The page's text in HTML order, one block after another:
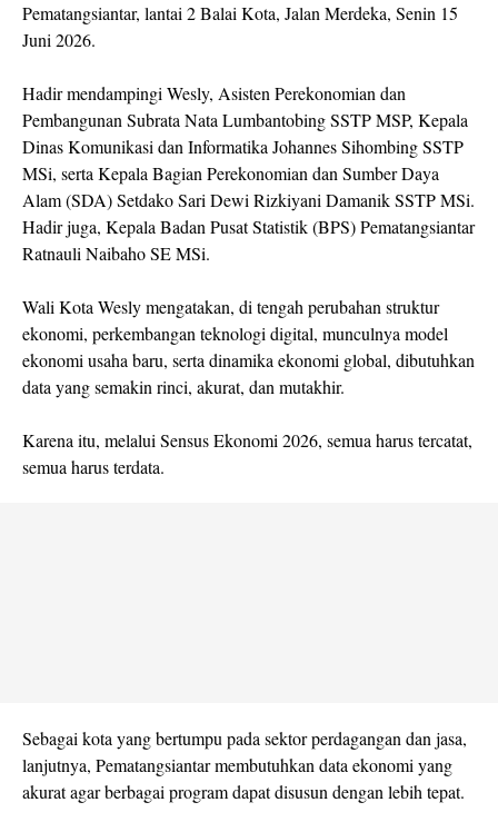
Pematangsiantar, lantai 2 Balai Kota, Jalan Merdeka, Senin 15
Juni 2026.
Hadir mendampingi Wesly, Asisten Perekonomian dan
Pembangunan Subrata Nata Lumbantobing SSTP MSP, Kepala
Dinas Komunikasi dan Informatika Johannes Sihombing SSTP
MSi, serta Kepala Bagian Perekonomian dan Sumber Daya
Alam (SDA) Setdako Sari Dewi Rizkiyani Damanik SSTP MSi.
Hadir juga, Kepala Badan Pusat Statistik (BPS) Pematangsiantar
Ratnauli Naibaho SE MSi.
Wali Kota Wesly mengatakan, di tengah perubahan struktur
ekonomi, perkembangan teknologi digital, munculnya model
ekonomi usaha baru, serta dinamika ekonomi global, dibutuhkan
data yang semakin rinci, akurat, dan mutakhir.
Karena itu, melalui Sensus Ekonomi 2026, semua harus tercatat,
semua harus terdata.
Sebagai kota yang bertumpu pada sektor perdagangan dan jasa,
lanjutnya, Pematangsiantar membutuhkan data ekonomi yang
akurat agar berbagai program dapat disusun dengan lebih tepat.